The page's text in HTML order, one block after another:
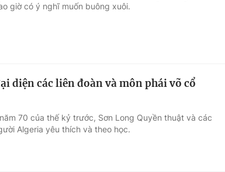
giờ có ý nghĩ muốn buông xuôi.
diện các liên đoàn và môn phái võ cổ
70 của thế kỷ trước, Sơn Long Quyền thuật và các
Algeria yêu thích và theo học.